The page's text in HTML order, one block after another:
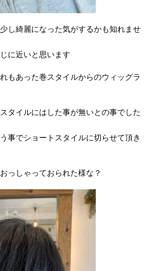
し綺麗になった気がするかも知れませ
に近いと思います
もあった巻スタイルからのウィッグラ
タイルにはした事が無いとの事でした
事でショートスタイルに切らせて頂き
っしゃっておられた様な？